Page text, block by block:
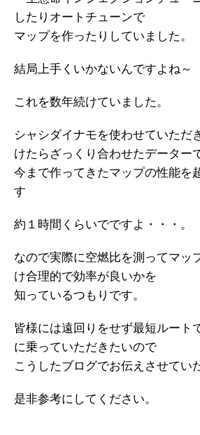
したりオートチューンで
マップを作ったりしていました。
結局上手くいかないんですよね～
これを数年続けていました。
シャシダイナモを使わせていただ
けたらざっくり合わせたデーター
今まで作ってきたマップの性能を
す
約１時間くらいでですよ・・・。
なので実際に空燃比を測ってマッ
け合理的で効率が良いかを
知っているつもりです。
皆様には遠回りをせず最短ルート
に乗っていただきたいので
こうしたブログでお伝えさせてい
是非参考にしてください。